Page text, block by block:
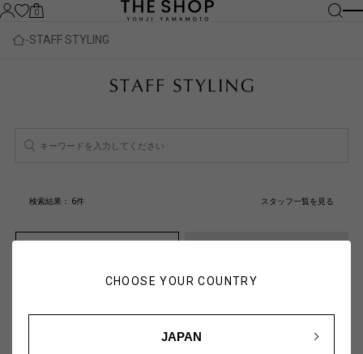
CHOOSE YOUR COUNTRY
JAPAN
0
STAFF STYLING
検索結果： 6件 スタッフ一覧を見る